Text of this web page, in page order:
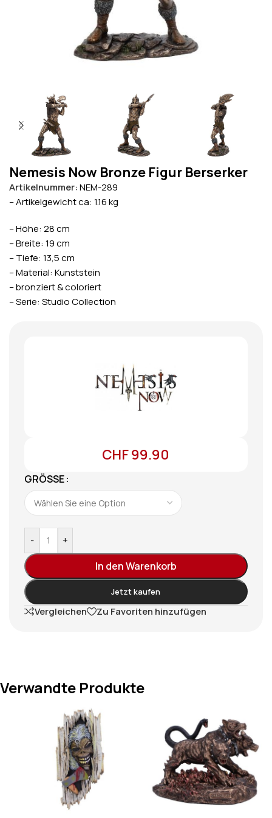
Nemesis Now Bronze Figur Berserker
Artikelnummer:NEM-289
– Artikelgewicht ca: 1.16 kg
– Höhe: 28 cm
– Breite: 19 cm
– Tiefe: 13,5 cm
– Material: Kunststein
– bronziert & coloriert
– Serie: Studio Collection
CHF99.90
GRÖSSE
- +
In den Warenkorb
Jetzt kaufen
Vergleichen Zu Favoriten hinzufügen
Verwandte Produkte